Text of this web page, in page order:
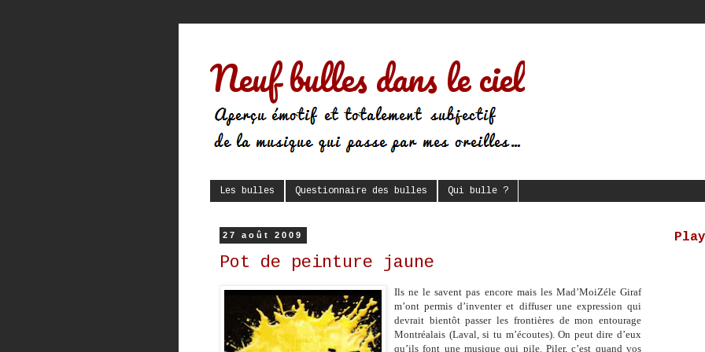
Neuf bulles dans le ciel
Les bulles Questionnaire des bulles Qui bulle ?
27 août 2009
Pot de peinture jaune
Ils ne le savent pas encore mais les Mad’MoiZéle Giraf
m’ont permis d’inventer et diffuser une expression qui
devrait bientôt passer les frontières de mon entourage
Montréalais (Laval, si tu m’écoutes). On peut dire d’eux
qu’ils font une musique qui pile. Piler, c’est quand vos